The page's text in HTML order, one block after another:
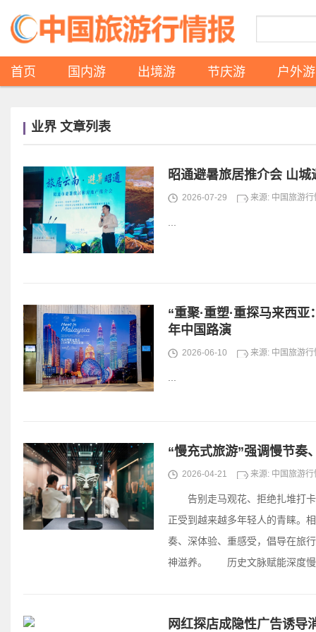
首页 国内游 出境游 节庆游 户外游
业界 文章列表
昭通避暑旅居推介会 山
2026-07-29 来源: 中国旅游行
“重聚·重塑·重探马来西
年中国路演
2026-06-10 来源: 中国旅游行
“慢充式旅游”强调慢节奏
2026-04-21 来源: 中国旅游行
告别走马观花、拒绝扎堆打卡
正受到越来越多年轻人的青睐。
奏、深体验、重感受，倡导在旅
神滋养。 历史文脉赋能深度
网红探店成隐性广告诱导